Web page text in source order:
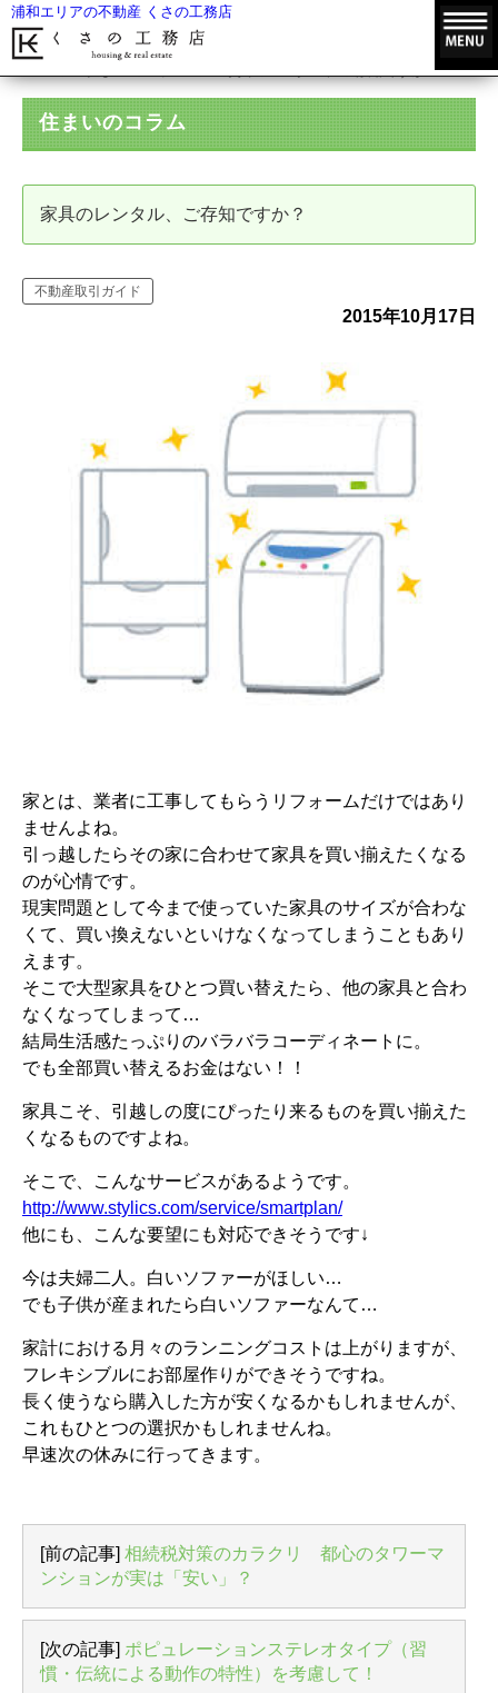
浦和エリアの不動産 くさの工務店
家具のレンタル、ご存知ですか？
住まいのコラム
家具のレンタル、ご存知ですか？
不動産取引ガイド
2015年10月17日
家とは、業者に工事してもらうリフォームだけではあり
ませんよね。
引っ越したらその家に合わせて家具を買い揃えたくなる
のが心情です。
現実問題として今まで使っていた家具のサイズが合わな
くて、買い換えないといけなくなってしまうこともあり
えます。
そこで大型家具をひとつ買い替えたら、他の家具と合わ
なくなってしまって…
結局生活感たっぷりのバラバラコーディネートに。
でも全部買い替えるお金はない！！
家具こそ、引越しの度にぴったり来るものを買い揃えた
くなるものですよね。
そこで、こんなサービスがあるようです。
http://www.stylics.com/service/smartplan/
他にも、こんな要望にも対応できそうです↓
今は夫婦二人。白いソファーがほしい…
でも子供が産まれたら白いソファーなんて…
家計における月々のランニングコストは上がりますが、
フレキシブルにお部屋作りができそうですね。
長く使うなら購入した方が安くなるかもしれませんが、
これもひとつの選択かもしれませんね。
早速次の休みに行ってきます。
[前の記事] 相続税対策のカラクリ 都心のタワーマ
ンションが実は「安い」？
[次の記事] ポピュレーションステレオタイプ（習
慣・伝統による動作の特性）を考慮して！